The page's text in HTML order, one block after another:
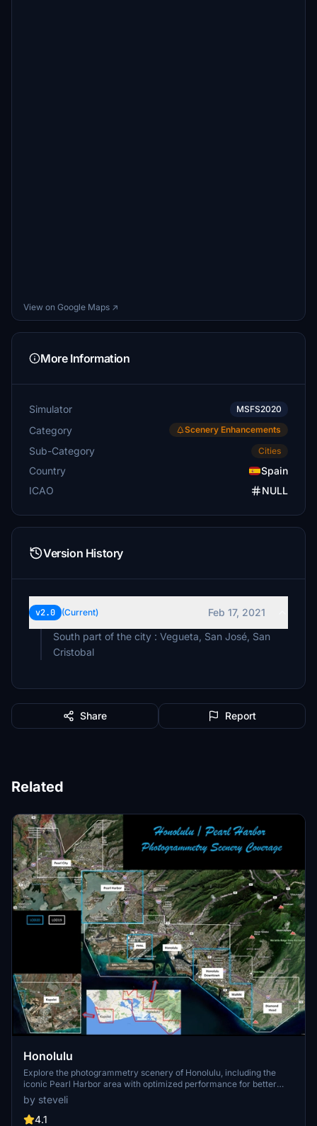
View on Google Maps ↗
More Information
Simulator MSFS2020
Category Scenery Enhancements
Sub-Category Cities
Country
Spain
ICAO
NULL
Version History
v2.0 (Current)
Feb 17, 2021
South part of the city : Vegueta, San José, San
Cristobal
Share Report
Related
Honolulu
Explore the photogrammetry scenery of Honolulu, including the
iconic Pearl Harbor area with optimized performance for better
FPS. Discover Waikiki, Honolulu downtown, and more with this
detailed addon. Enhance your experience by adding free mods for
carriers, battleships, and military airplanes in Pearl Harbor and
by steveli
4.1